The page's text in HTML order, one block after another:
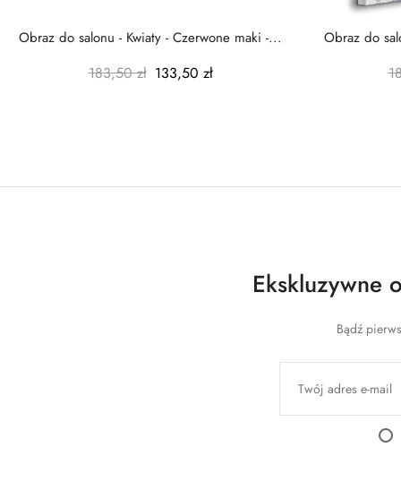
Obraz do salonu - Kwiaty - Czerwone maki -...
183,50 zł 133,50 zł
Obraz do
Ekskluzywne
Bądź